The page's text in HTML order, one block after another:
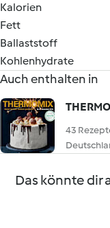
Kalorien
Fett
Ballaststoff
Kohlenhydrate
Auch enthalten in
43
Das könnte dir